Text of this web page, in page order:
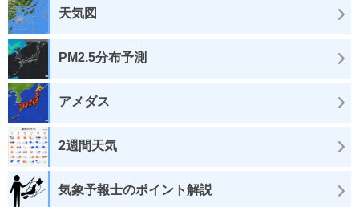
天気図
PM2.5分布予測
アメダス
2週間天気
気象予報士のポイント解説